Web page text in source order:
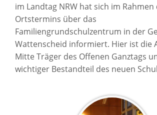
im Landtag NRW hat sich im Rahmen
Ortstermins über das
Familiengrundschulzentrum in der
Wattenscheid informiert. Hier ist die
Mitte Träger des Offenen Ganztags
wichtiger Bestandteil des neuen